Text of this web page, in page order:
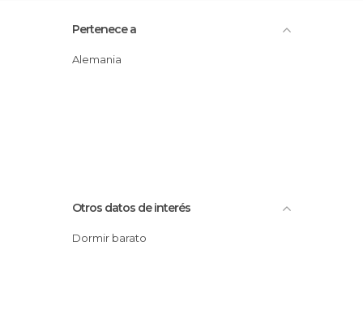
Pertenece a
Alemania
Otros datos de interés
Dormir barato